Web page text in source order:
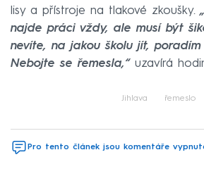
lisy a přístroje na tlakové zkoušky.
najde práci vždy, ale musí být
nevíte, na jakou školu jít,
Nebojte se řemesla,“uzavírá
Jihlava řemeslo
Pro tento článek jsou komentáře